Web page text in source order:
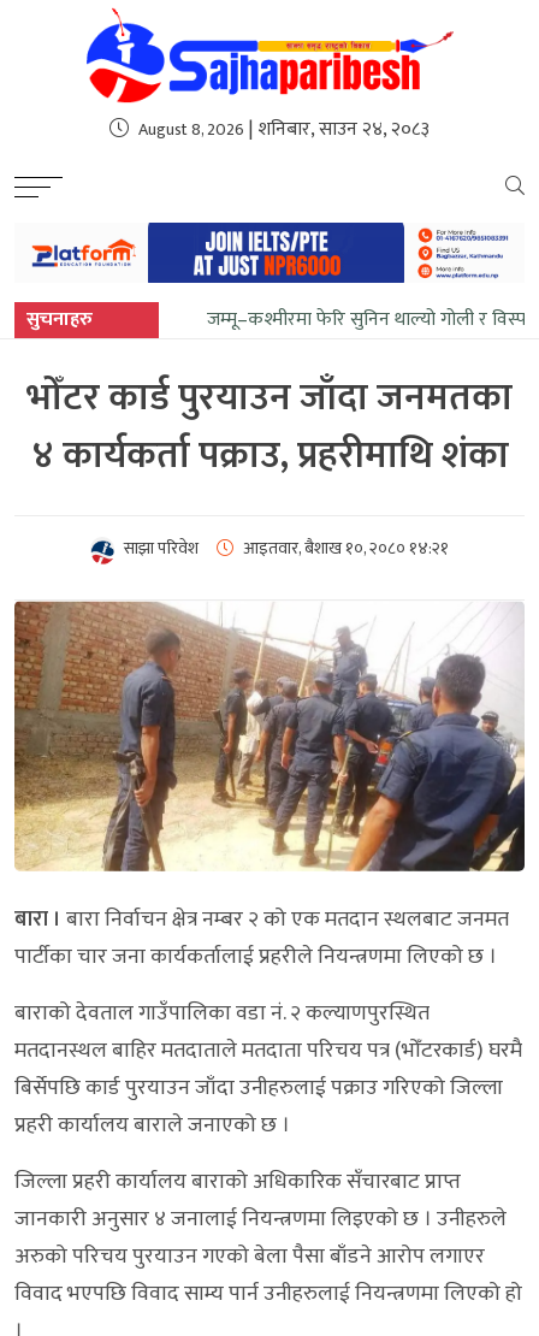
sweet bonanza
August 8, 2026 | शनिबार, साउन २४, २०८३
सुचनाहरु जम्मू–कश्मीरमा फेरि सुनिन थाल्यो गोली र
भोँटर कार्ड पुरयाउन जाँदा जनमतका
४ कार्यकर्ता पक्राउ, प्रहरीमाथि शंका
साझा परिवेश आइतवार, बैशाख १०, २०८० १४:२१
बारा । बारा निर्वाचन क्षेत्र नम्बर २ को एक मतदान स्थलबाट जनमत
पार्टीका चार जना कार्यकर्तालाई प्रहरीले नियन्त्रणमा लिएको छ ।
बाराको देवताल गाउँपालिका वडा नं. २ कल्याणपुरस्थित
मतदानस्थल बाहिर मतदाताले मतदाता परिचय पत्र (भोँटरकार्ड) घरमै
बिर्सेपछि कार्ड पुरयाउन जाँदा उनीहरुलाई पक्राउ गरिएको जिल्ला
प्रहरी कार्यालय बाराले जनाएको छ ।
जिल्ला प्रहरी कार्यालय बाराको अधिकारिक सँचारबाट प्राप्त
जानकारी अनुसार ४ जनालाई नियन्त्रणमा लिइएको छ । उनीहरुले
अरुको परिचय पुरयाउन गएको बेला पैसा बाँडने आरोप लगाएर
विवाद भएपछि विवाद साम्य पार्न उनीहरुलाई नियन्त्रणमा लिएको हो